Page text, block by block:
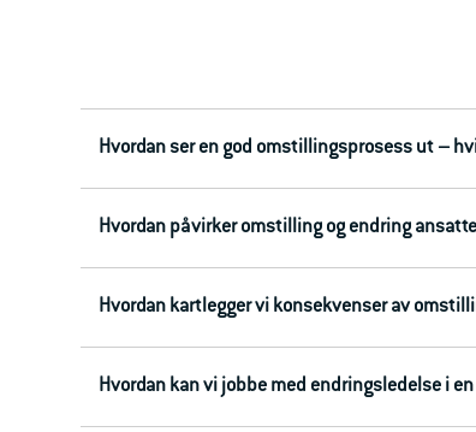
Hvordan ser en god omstillingsprosess ut –
Hvordan påvirker omstilling og endring
Hvordan kartlegger vi konsekvenser av
Hvordan kan vi jobbe med endringsledelse i